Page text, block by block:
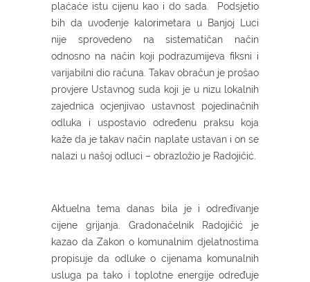
plaćaće istu cijenu kao i do sada. Podsjetio
bih da uvođenje kalorimetara u Banjoj Luci
nije sprovedeno na sistematičan način
odnosno na način koji podrazumijeva fiksni i
varijabilni dio računa. Takav obračun je prošao
provjere Ustavnog suda koji je u nizu lokalnih
zajednica ocjenjivao ustavnost pojedinačnih
odluka i uspostavio određenu praksu koja
kaže da je takav način naplate ustavan i on se
nalazi u našoj odluci – obrazložio je Radojičić.
Aktuelna tema danas bila je i određivanje
cijene grijanja. Gradonačelnik Radojičić je
kazao da Zakon o komunalnim djelatnostima
propisuje da odluke o cijenama komunalnih
usluga pa tako i toplotne energije određuje